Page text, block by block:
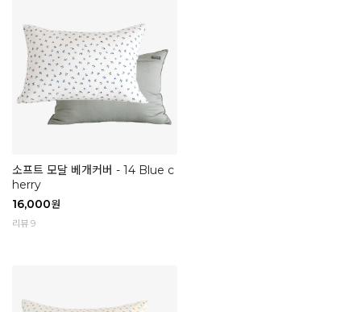
소프트 모달 베개커버 - 14 Blue c
herry
16,000원
리뷰 9